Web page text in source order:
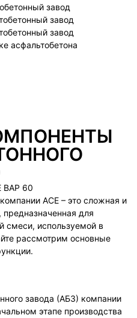
завод
завод
завод
асфальтобетона
ACE – это сложная и
для
смеси, используемой в
рассмотрим основные
завода (АБЗ) компании
этапе производства